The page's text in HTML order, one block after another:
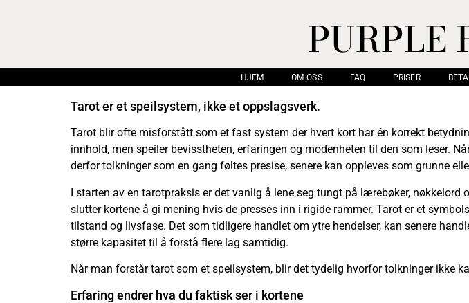
PURPLE
HJEM OM OSS FAQ PRISER
Tarot er et speilsystem, ikke et oppslagsverk.
Tarot blir ofte misforstått som et fast system der hvert kort har én korrekt
innhold, men speiler bevisstheten, erfaringen og modenheten til den som leser.
derfor tolkninger som en gang føltes presise, senere kan oppleves som grunne
I starten av en tarotpraksis er det vanlig å lene seg tungt på lærebøker,
slutter kortene å gi mening hvis de presses inn i rigide rammer. Tarot er et
tilstand og livsfase. Det som tidligere handlet om ytre hendelser, kan senere
større kapasitet til å forstå flere lag samtidig.
Når man forstår tarot som et speilsystem, blir det tydelig hvorfor tolkninger ikke
Erfaring endrer hva du faktisk ser i kortene